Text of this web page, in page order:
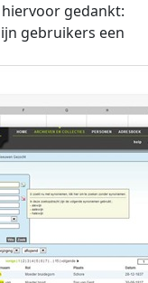
gedankt:
gebruikers een